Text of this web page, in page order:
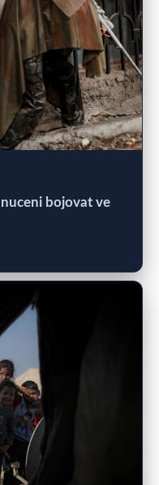
bojovat ve